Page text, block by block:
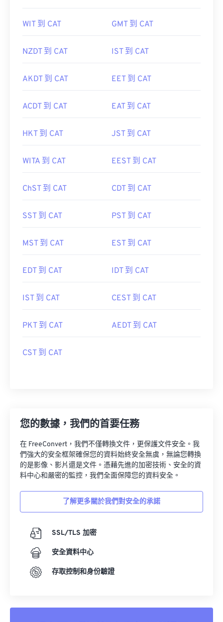
WIT 到 CAT GMT 到 CAT
NZDT 到 CAT IST 到 CAT
AKDT 到 CAT EET 到 CAT
ACDT 到 CAT EAT 到 CAT
HKT 到 CAT JST 到 CAT
WITA 到 CAT EEST 到 CAT
ChST 到 CAT CDT 到 CAT
SST 到 CAT PST 到 CAT
MST 到 CAT EST 到 CAT
EDT 到 CAT IDT 到 CAT
IST 到 CAT CEST 到 CAT
PKT 到 CAT AEDT 到 CAT
CST 到 CAT
您的數據，我們的首要任務
在 FreeConvert，我們不僅轉換文件，更保護文件安全。我
們強大的安全框架確保您的資料始終安全無虞，無論您轉換
的是影像、影片還是文件。憑藉先進的加密技術、安全的資
料中心和嚴密的監控，我們全面保障您的資料安全。
了解更多關於我們對安全的承諾
SSL/TLS 加密
安全資料中心
存取控制和身份驗證